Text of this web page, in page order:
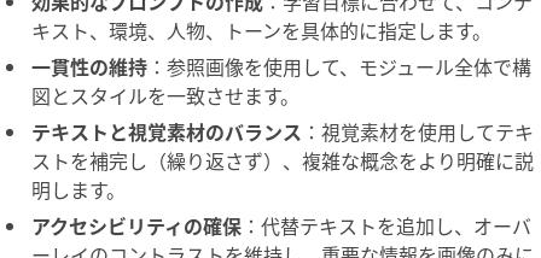
キスト、環境、人物、トーンを具体的に指定します。
一貫性の維持 ：参照画像を使用して、モジュール全体で構
図とスタイルを一致させます。
テキストと視覚素材のバランス ：視覚素材を使用してテキ
ストを補完し（繰り返さず）、複雑な概念をより明確に説
明します。
アクセシビリティの確保 ：代替テキストを追加し、オーバ